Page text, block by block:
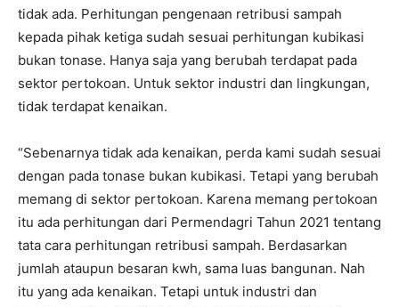
tidak ada. Perhitungan pengenaan retribusi sampah
kepada pihak ketiga sudah sesuai perhitungan kubikasi
bukan tonase. Hanya saja yang berubah terdapat pada
sektor pertokoan. Untuk sektor industri dan lingkungan,
tidak terdapat kenaikan.
“Sebenarnya tidak ada kenaikan, perda kami sudah sesuai
dengan pada tonase bukan kubikasi. Tetapi yang berubah
memang di sektor pertokoan. Karena memang pertokoan
itu ada perhitungan dari Permendagri Tahun 2021 tentang
tata cara perhitungan retribusi sampah. Berdasarkan
jumlah ataupun besaran kwh, sama luas bangunan. Nah
itu yang ada kenaikan. Tetapi untuk industri dan